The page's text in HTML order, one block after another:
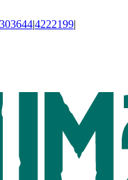
|4222199|